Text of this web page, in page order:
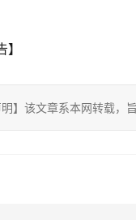
】
明】该文章系本网转载